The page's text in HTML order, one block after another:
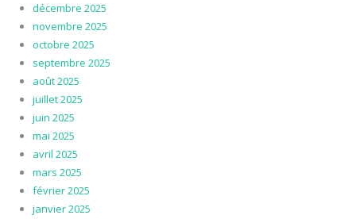
décembre 2025
novembre 2025
octobre 2025
septembre 2025
août 2025
juillet 2025
juin 2025
mai 2025
avril 2025
mars 2025
février 2025
janvier 2025